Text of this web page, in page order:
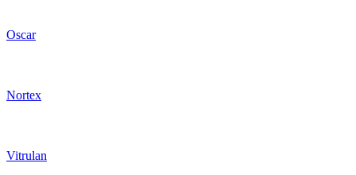
Oscar
Nortex
Vitrulan